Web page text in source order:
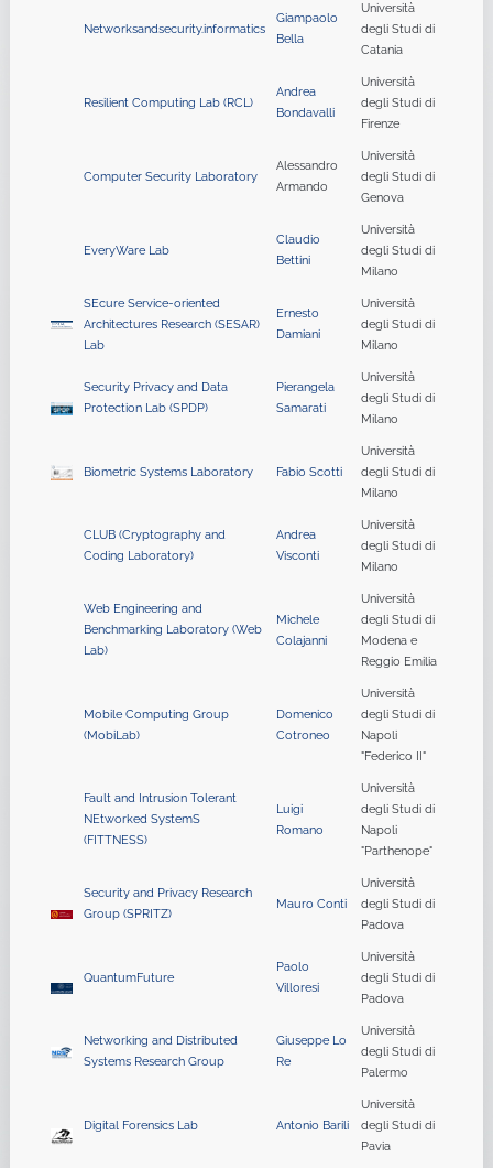
Networksandsecurity.informatics
Giampaolo
Bella
Università
degli Studi di
Catania
Resilient Computing Lab (RCL)
Andrea
Bondavalli
Università
degli Studi di
Firenze
Computer Security Laboratory
Alessandro
Armando
Università
degli Studi di
Genova
EveryWare Lab
Claudio
Bettini
Università
degli Studi di
Milano
SEcure Service-oriented
Architectures Research (SESAR)
Lab
Ernesto
Damiani
Università
degli Studi di
Milano
Security Privacy and Data
Protection Lab (SPDP)
Pierangela
Samarati
Università
degli Studi di
Milano
Biometric Systems Laboratory Fabio Scotti
Università
degli Studi di
Milano
CLUB (Cryptography and
Coding Laboratory)
Andrea
Visconti
Università
degli Studi di
Milano
Web Engineering and
Benchmarking Laboratory (Web
Lab)
Michele
Colajanni
Università
degli Studi di
Modena e
Reggio Emilia
Mobile Computing Group
(MobiLab)
Domenico
Cotroneo
Università
degli Studi di
Napoli
"Federico II"
Fault and Intrusion Tolerant
NEtworked SystemS
(FITTNESS)
Luigi
Romano
Università
degli Studi di
Napoli
"Parthenope"
Security and Privacy Research
Group (SPRITZ)
Mauro Conti
Università
degli Studi di
Padova
QuantumFuture
Paolo
Villoresi
Università
degli Studi di
Padova
Networking and Distributed
Systems Research Group
Giuseppe Lo
Re
Università
degli Studi di
Palermo
Digital Forensics Lab Antonio Barili
Università
degli Studi di
Pavia